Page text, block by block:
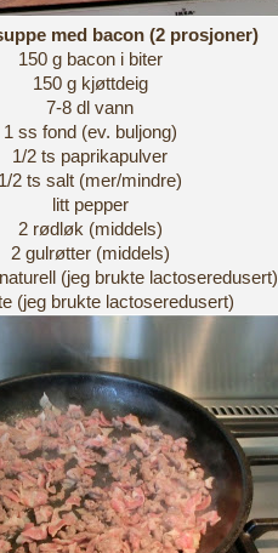
med bacon (2 prosjoner)
150 g bacon i biter
150 g kjøttdeig
7-8 dl vann
1 ss fond (ev. buljong)
1/2 ts paprikapulver
2 ts salt (mer/mindre)
litt pepper
2 rødløk (middels)
2 gulrøtter (middels)
(jeg brukte lactoseredusert)
(jeg brukte lactoseredusert)